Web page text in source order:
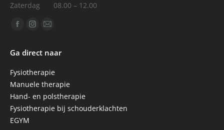
Zaterdag
08.00 – 12.00
Vind ons op:
Facebook
opens
in
new
window
Instagram
opens
new
window
Mail
opens
in
new
window
Ga direct naar
Fysiotherapie
Manuele therapie
Hand- en polstherapie
Fysiotherapie bij schouderklachten
EGYM